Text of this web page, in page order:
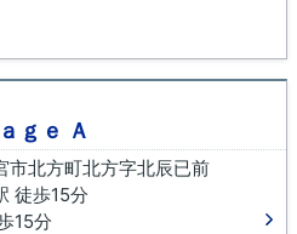
ｇｅ Ａ
市北方町北方字北辰已前
徒歩15分
15分